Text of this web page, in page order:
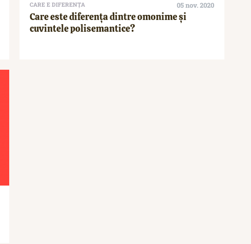
CARE E DIFERENȚA 05 nov. 2020
Care este diferența dintre omonime și
cuvintele polisemantice?